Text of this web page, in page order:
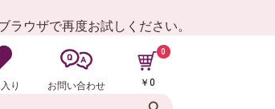
ウザで再度お試しください。
り お問い合わせ
0
￥0